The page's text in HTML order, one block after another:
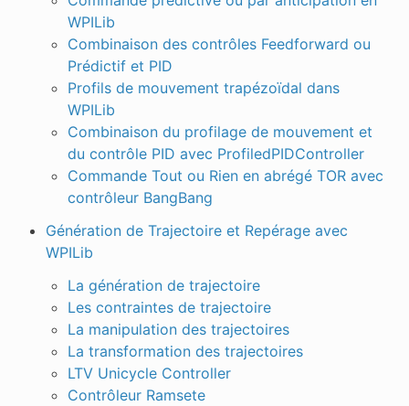
WPILib
Combinaison des contrôles Feedforward ou
Prédictif et PID
Profils de mouvement trapézoïdal dans
WPILib
Combinaison du profilage de mouvement et
du contrôle PID avec ProfiledPIDController
Commande Tout ou Rien en abrégé TOR avec
contrôleur BangBang
Génération de Trajectoire et Repérage avec
WPILib
La génération de trajectoire
Les contraintes de trajectoire
La manipulation des trajectoires
La transformation des trajectoires
LTV Unicycle Controller
Contrôleur Ramsete